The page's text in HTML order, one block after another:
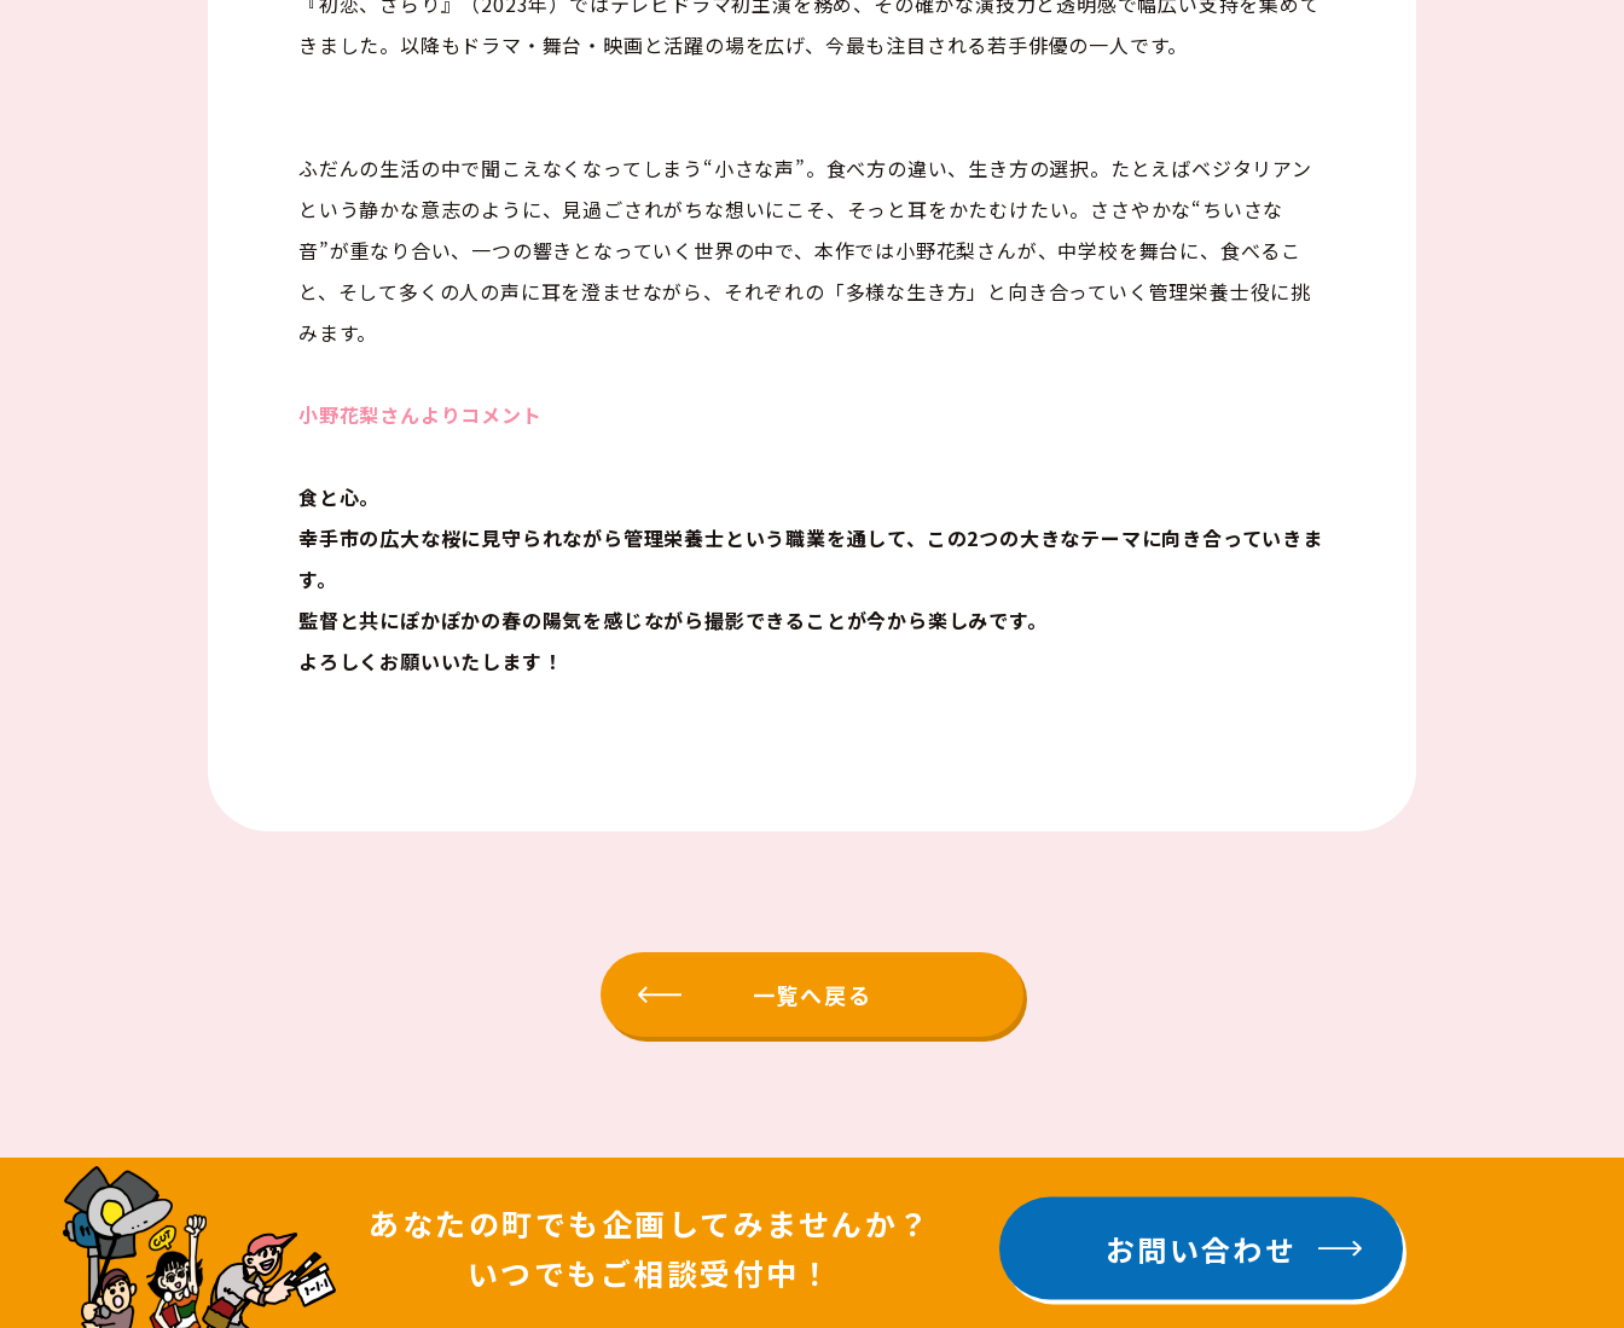
きました。以降もドラマ・舞台・映画と活躍の場を広げ、今最も注目される若手俳優の一人です。
ふだんの生活の中で聞こえなくなってしまう“小さな声”。食べ方の違い、生き方の選択。たとえばベジタリアン
という静かな意志のように、見過ごされがちな想いにこそ、そっと耳をかたむけたい。ささやかな“ちいさな
音”が重なり合い、一つの響きとなっていく世界の中で、本作では小野花梨さんが、中学校を舞台に、食べるこ
と、そして多くの人の声に耳を澄ませながら、それぞれの「多様な生き方」と向き合っていく管理栄養士役に挑
みます。
小野花梨さんよりコメント
食と心。
幸手市の広大な桜に見守られながら管理栄養士という職業を通して、この2つの大きなテーマに向き合っていきま
す。
監督と共にぽかぽかの春の陽気を感じながら撮影できることが今から楽しみです。
よろしくお願いいたします！
一覧へ戻る
あなたの町でも企画してみませんか？
いつでもご相談受付中！
お問い合わせ